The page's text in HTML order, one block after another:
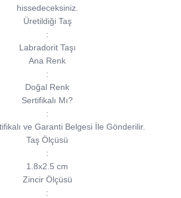
hissedeceksiniz.
Üretildiği Taş
:
Labradorit Taşı
Ana Renk
:
Doğal Renk
Sertifikalı Mı?
:
ve Garanti Belgesi İle Gönderilir.
Taş Ölçüsü
:
1.8x2.5 cm
Zincir Ölçüsü
: